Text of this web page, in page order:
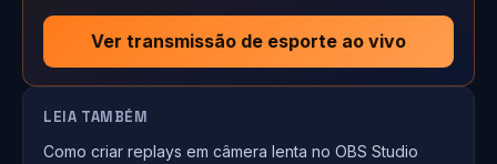
Ver transmissão de esporte ao vivo
LEIA TAMBÉM
Como criar replays em câmera lenta no OBS Studio